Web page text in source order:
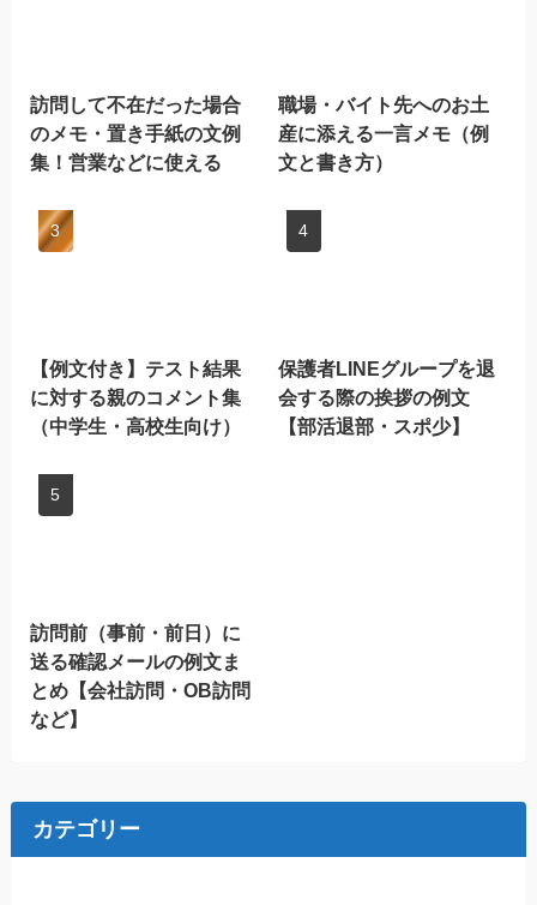
訪問して不在だった場合
のメモ・置き手紙の文例
集！営業などに使える
職場・バイト先へのお土
産に添える一言メモ（例
文と書き方）
【例文付き】テスト結果
に対する親のコメント集
（中学生・高校生向け）
保護者LINEグループを退
会する際の挨拶の例文
【部活退部・スポ少】
訪問前（事前・前日）に
送る確認メールの例文ま
とめ【会社訪問・OB訪問
など】
カテゴリー